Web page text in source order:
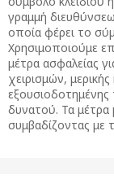
γραμμή
οποία φέρει το
Χρησιμοποιούμε
μέτρα ασφαλείας
χειρισμών,
δυνατού. Τα μέτρα
συμβαδίζοντας με